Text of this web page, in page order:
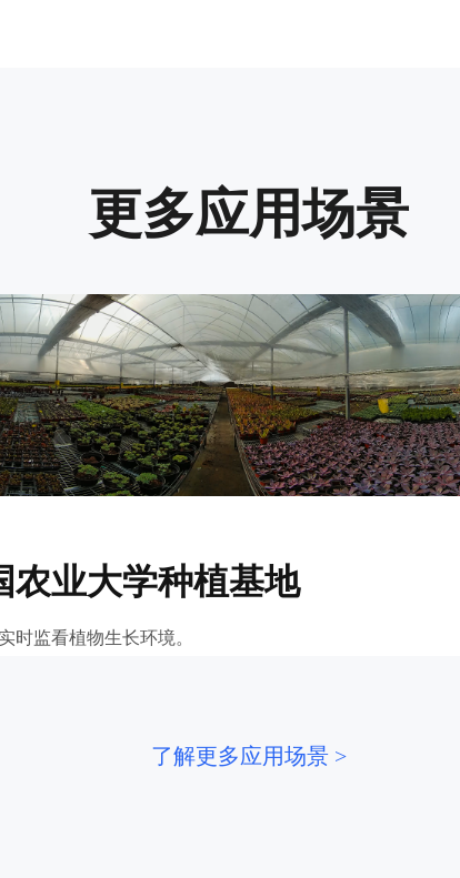
更多应用场景
农业大学种植基地
时监看植物生长环境。
了解更多应用场景 >